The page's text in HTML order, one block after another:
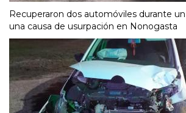
Recuperaron dos automóviles durante
una causa de usurpación en Nonogasta